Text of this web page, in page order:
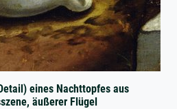
eines Nachttopfes aus
äußerer Flügel